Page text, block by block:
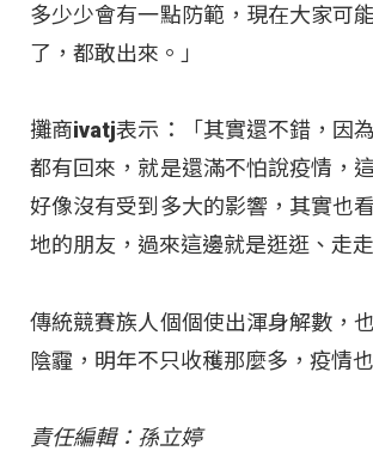
多少少會有一點防範，現在大家可
了，都敢出來。」
攤商ivatj表示：「其實還不錯，因
都有回來，就是還滿不怕說疫情，
好像沒有受到多大的影響，其實也
地的朋友，過來這邊就是逛逛、走走
傳統競賽族人個個使出渾身解數，
陰霾，明年不只收穫那麼多，疫情
責任編輯：孫立婷